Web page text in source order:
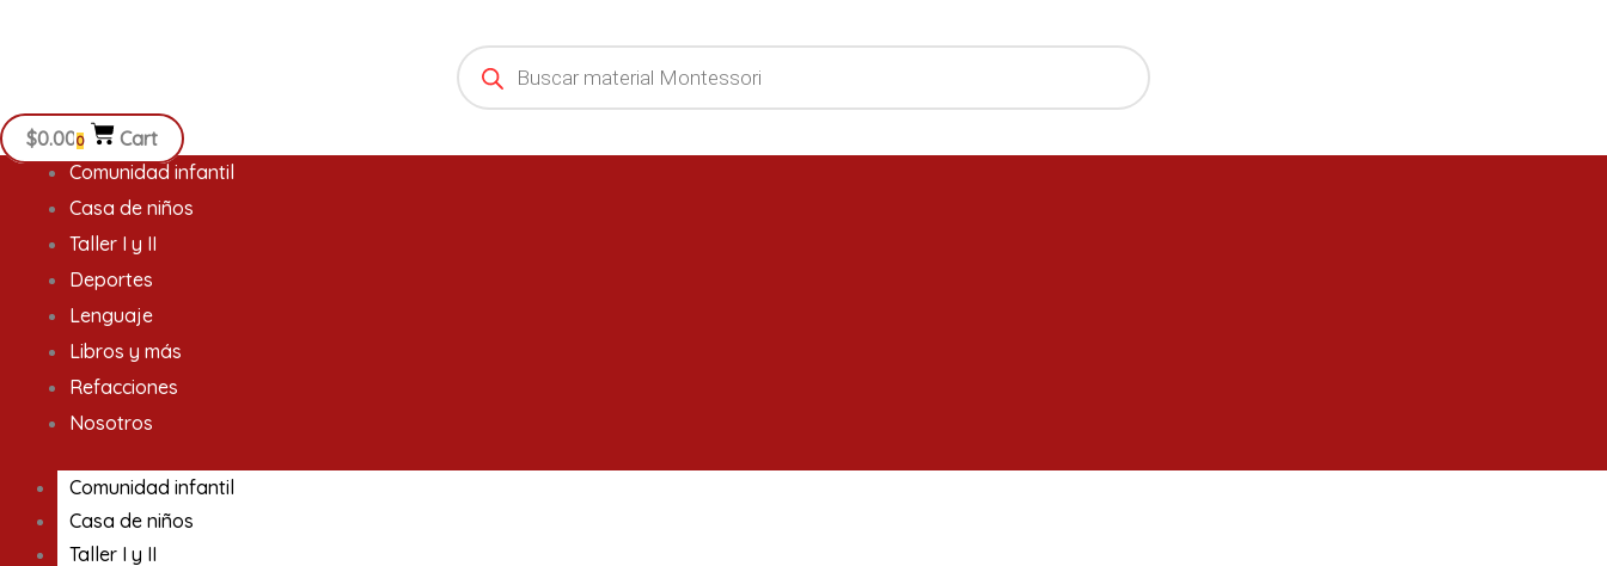
Products
search
$0.000
Cart
Comunidad infantil
Casa de niños
Taller I y II
Deportes
Lenguaje
Libros y más
Refacciones
Nosotros
Comunidad infantil
Casa de niños
Taller I y II